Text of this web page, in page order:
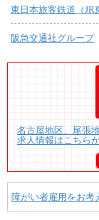
東日本旅客鉄道（JR
阪急交通社グループ
名古屋地区、尾張
求人情報はこちら
障がい者雇用をお